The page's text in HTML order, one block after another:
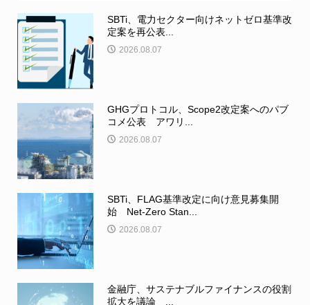
SBTi、電力セクター向けネットゼロ基準改
定案を再公表...
2026.08.07
GHGプロトコル、Scope2改定案へのパブ
コメ公表 アワリ...
2026.08.07
SBTi、FLAG基準改定に向け意見募集開
始 Net-Zero Stan...
2026.08.07
金融庁、サステナブルファイナンスの役割
拡大を議論 ...